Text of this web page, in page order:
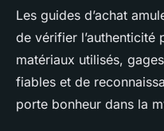
Les guides d’achat
de vérifier l’authenticité
matériaux utilisés,
fiables et de
porte bonheur dans la